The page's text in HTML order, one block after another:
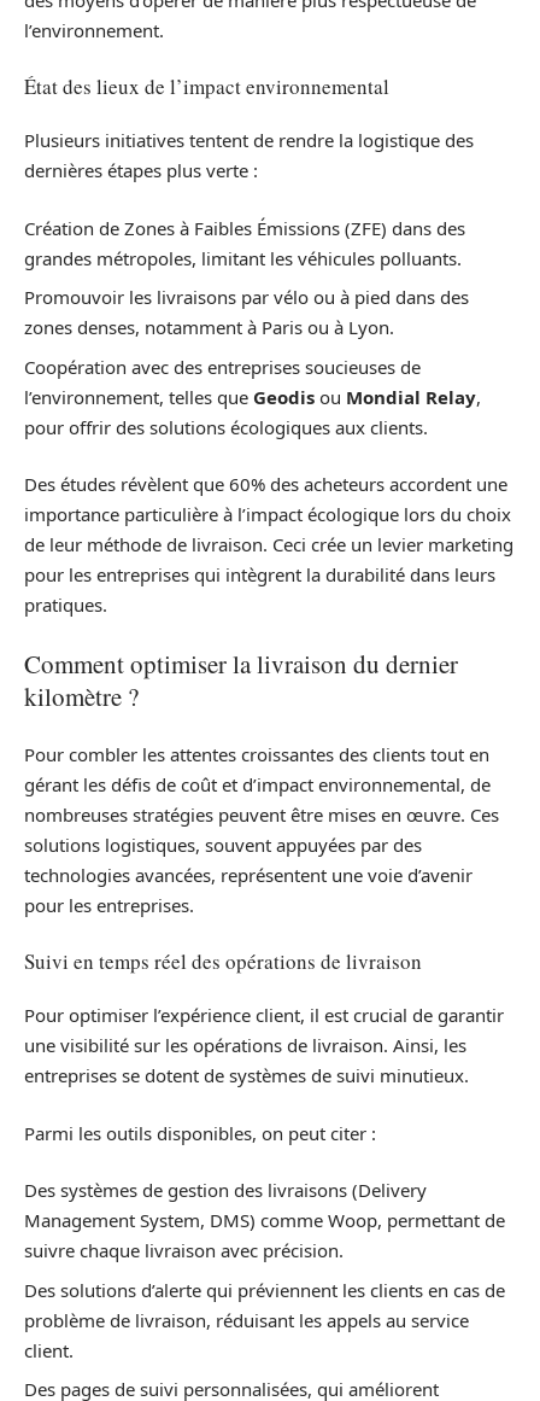
l’environnement.
État des lieux de l’impact environnemental
Plusieurs initiatives tentent de rendre la logistique des
dernières étapes plus verte :
Création de Zones à Faibles Émissions (ZFE) dans des
grandes métropoles, limitant les véhicules polluants.
Promouvoir les livraisons par vélo ou à pied dans des
zones denses, notamment à Paris ou à Lyon.
Coopération avec des entreprises soucieuses de
l’environnement, telles que Geodis ou Mondial Relay,
pour offrir des solutions écologiques aux clients.
Des études révèlent que 60% des acheteurs accordent une
importance particulière à l’impact écologique lors du choix
de leur méthode de livraison. Ceci crée un levier marketing
pour les entreprises qui intègrent la durabilité dans leurs
pratiques.
Comment optimiser la livraison du dernier
kilomètre ?
Pour combler les attentes croissantes des clients tout en
gérant les défis de coût et d’impact environnemental, de
nombreuses stratégies peuvent être mises en œuvre. Ces
solutions logistiques, souvent appuyées par des
technologies avancées, représentent une voie d’avenir
pour les entreprises.
Suivi en temps réel des opérations de livraison
Pour optimiser l’expérience client, il est crucial de garantir
une visibilité sur les opérations de livraison. Ainsi, les
entreprises se dotent de systèmes de suivi minutieux.
Parmi les outils disponibles, on peut citer :
Des systèmes de gestion des livraisons (Delivery
Management System, DMS) comme Woop, permettant de
suivre chaque livraison avec précision.
Des solutions d’alerte qui préviennent les clients en cas de
problème de livraison, réduisant les appels au service
client.
Des pages de suivi personnalisées, qui améliorent